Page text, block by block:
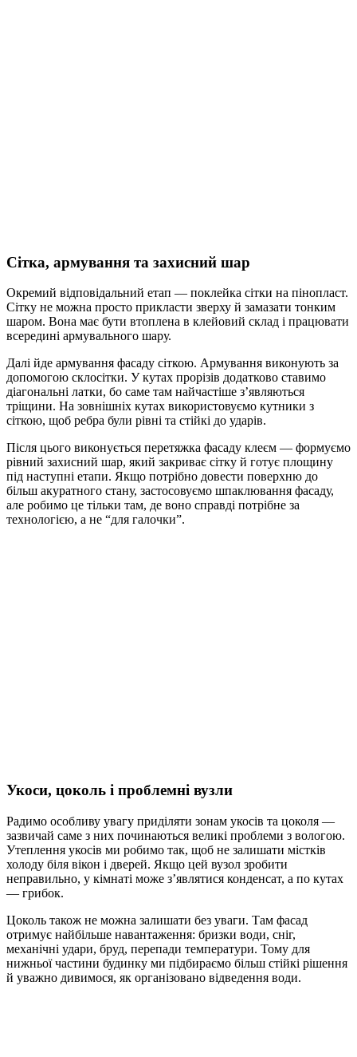
Сітка, армування та захисний шар
Окремий відповідальний етап — поклейка сітки на пінопласт.
Сітку не можна просто прикласти зверху й замазати тонким
шаром. Вона має бути втоплена в клейовий склад і працювати
всередині армувального шару.
Далі йде армування фасаду сіткою. Армування виконують за
допомогою склосітки. У кутах прорізів додатково ставимо
діагональні латки, бо саме там найчастіше з’являються
тріщини. На зовнішніх кутах використовуємо кутники з
сіткою, щоб ребра були рівні та стійкі до ударів.
Після цього виконується перетяжка фасаду клеєм — формуємо
рівний захисний шар, який закриває сітку й готує площину
під наступні етапи. Якщо потрібно довести поверхню до
більш акуратного стану, застосовуємо шпаклювання фасаду,
але робимо це тільки там, де воно справді потрібне за
технологією, а не “для галочки”.
Укоси, цоколь і проблемні вузли
Радимо особливу увагу приділяти зонам укосів та цоколя —
зазвичай саме з них починаються великі проблеми з вологою.
Утеплення укосів ми робимо так, щоб не залишати містків
холоду біля вікон і дверей. Якщо цей вузол зробити
неправильно, у кімнаті може з’являтися конденсат, а по кутах
— грибок.
Цоколь також не можна залишати без уваги. Там фасад
отримує найбільше навантаження: бризки води, сніг,
механічні удари, бруд, перепади температури. Тому для
нижньої частини будинку ми підбираємо більш стійкі рішення
й уважно дивимося, як організовано відведення води.